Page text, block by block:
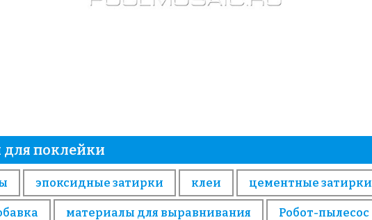
поклейки
эпоксидные затирки клеи цементные затирки
материалы для выравнивания Робот-пылесос